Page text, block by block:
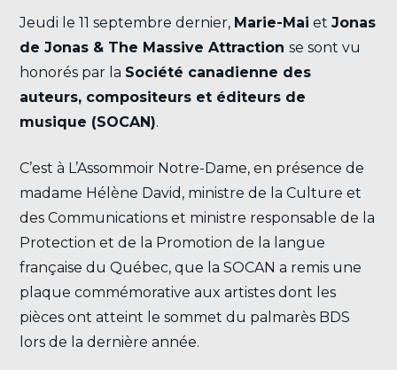
Jeudi le 11 septembre dernier, Marie-Mai etJonas
de Jonas & The Massive Attractionse sont vu
honorés par la Société canadienne des
auteurs, compositeurs et éditeurs de
musique (SOCAN).
C’est à L’Assommoir Notre-Dame, en présence de
madame Hélène David, ministre de la Culture et
des Communications et ministre responsable de la
Protection et de la Promotion de la langue
française du Québec, que la SOCAN a remis une
plaque commémorative aux artistes dont les
pièces ont atteint le sommet du palmarès BDS
lors de la dernière année.